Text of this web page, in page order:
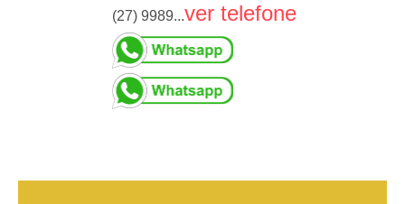
(27) 9989...ver telefone